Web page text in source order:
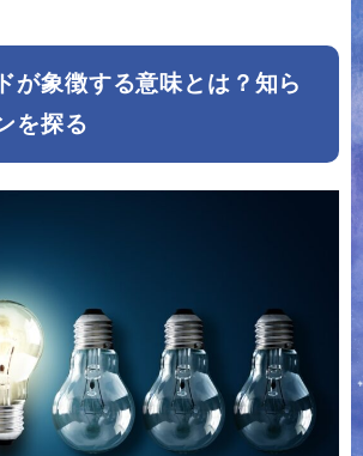
が象徴する意味とは？知ら
を探る